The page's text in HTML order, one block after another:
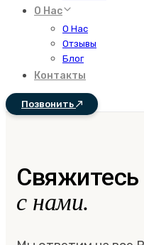
О Нас
О Нас
Отзывы
Блог
Контакты
Позвонить
Свяжитесь
с нами.